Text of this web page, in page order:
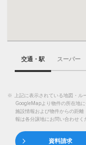
交通・駅 スーパー
※
上記に表示されている地図・
GoogleMapより物件の所在地
施設情報および物件からの距
報は各分譲地にお問い合わせく
資料請求